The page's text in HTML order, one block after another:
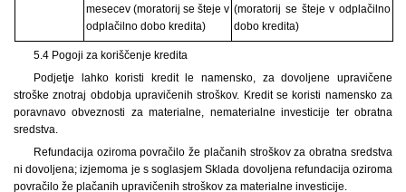
mesecev (moratorij se šteje v
odplačilno dobo kredita)
(moratorij se šteje v odplačilno
dobo kredita)
5.4 Pogoji za koriščenje kredita
Podjetje lahko koristi kredit le namensko, za dovoljene upravičene
stroške znotraj obdobja upravičenih stroškov. Kredit se koristi namensko za
poravnavo obveznosti za materialne, nematerialne investicije ter obratna
sredstva.
Refundacija oziroma povračilo že plačanih stroškov za obratna sredstva
ni dovoljena; izjemoma je s soglasjem Sklada dovoljena refundacija oziroma
povračilo že plačanih upravičenih stroškov za materialne investicije.